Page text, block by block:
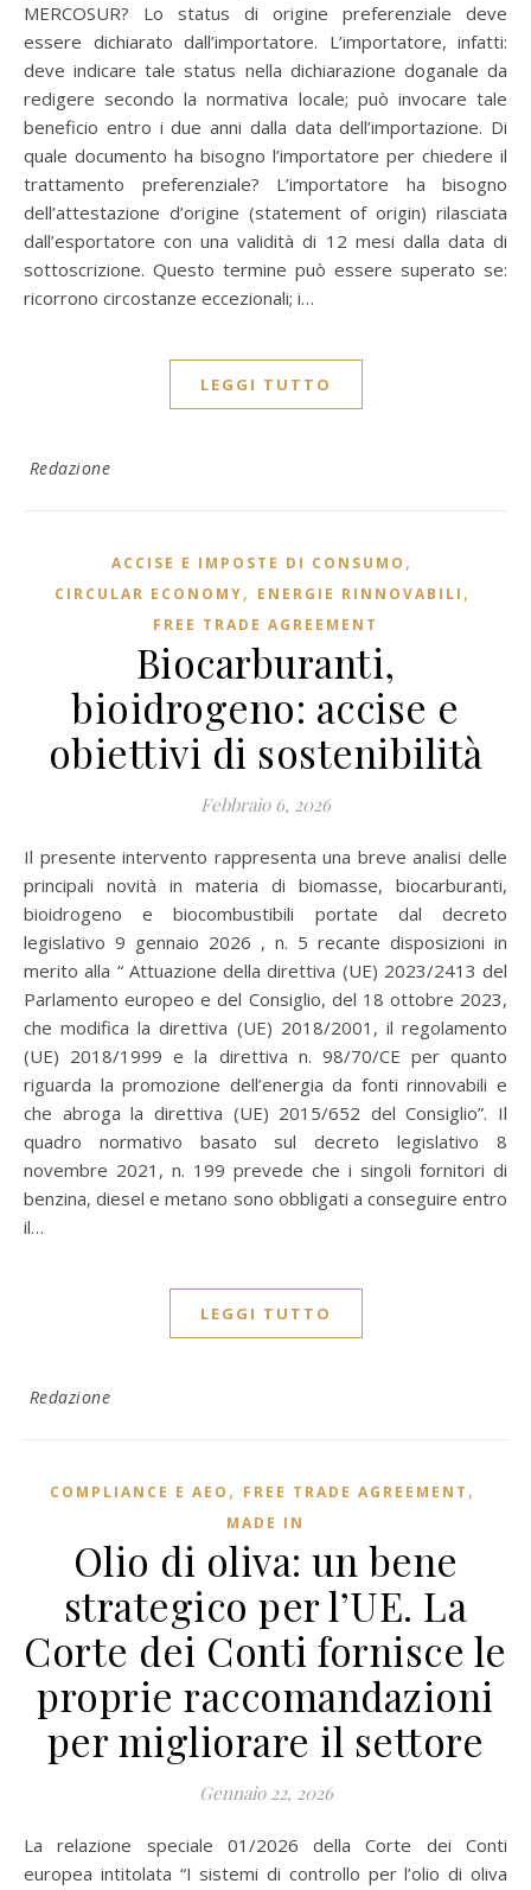
MERCOSUR? Lo status di origine preferenziale deve
essere dichiarato dall’importatore. L’importatore, infatti:
deve indicare tale status nella dichiarazione doganale da
redigere secondo la normativa locale; può invocare tale
beneficio entro i due anni dalla data dell’importazione. Di
quale documento ha bisogno l’importatore per chiedere il
trattamento preferenziale? L’importatore ha bisogno
dell’attestazione d’origine (statement of origin) rilasciata
dall’esportatore con una validità di 12 mesi dalla data di
sottoscrizione. Questo termine può essere superato se:
ricorrono circostanze eccezionali; i…
LEGGI TUTTO
Redazione
ACCISE E IMPOSTE DI CONSUMO ,
CIRCULAR ECONOMY, ENERGIE RINNOVABILI ,
FREE TRADE AGREEMENT
Biocarburanti,
bioidrogeno: accise e
obiettivi di sostenibilità
Febbraio 6, 2026
Il presente intervento rappresenta una breve analisi delle
principali novità in materia di biomasse, biocarburanti,
bioidrogeno e biocombustibili portate dal decreto
legislativo 9 gennaio 2026 , n. 5 recante disposizioni in
merito alla “ Attuazione della direttiva (UE) 2023/2413 del
Parlamento europeo e del Consiglio, del 18 ottobre 2023,
che modifica la direttiva (UE) 2018/2001, il regolamento
(UE) 2018/1999 e la direttiva n. 98/70/CE per quanto
riguarda la promozione dell’energia da fonti rinnovabili e
che abroga la direttiva (UE) 2015/652 del Consiglio”. Il
quadro normativo basato sul decreto legislativo 8
novembre 2021, n. 199 prevede che i singoli fornitori di
benzina, diesel e metano sono obbligati a conseguire entro
il…
LEGGI TUTTO
Redazione
COMPLIANCE E AEO , FREE TRADE AGREEMENT ,
MADE IN
Olio di oliva: un bene
strategico per l’UE. La
Corte dei Conti fornisce le
proprie raccomandazioni
per migliorare il settore
Gennaio 22, 2026
La relazione speciale 01/2026 della Corte dei Conti
europea intitolata “I sistemi di controllo per l’olio di oliva